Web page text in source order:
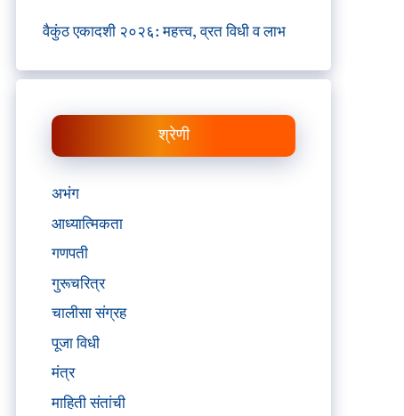
वैकुंठ एकादशी २०२६: महत्त्व, व्रत विधी व लाभ
श्रेणी
अभंग
आध्यात्मिकता
गणपती
गुरूचरित्र
चालीसा संग्रह
पूजा विधी
मंत्र
माहिती संतांची